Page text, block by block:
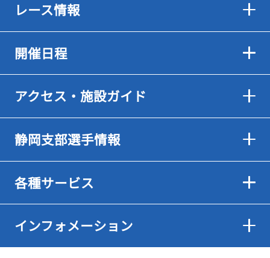
レース情報
開催日程
アクセス・施設ガイド
静岡支部選手情報
各種サービス
インフォメーション